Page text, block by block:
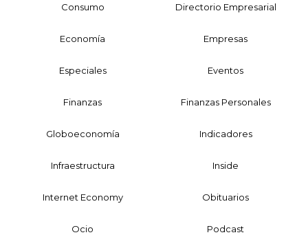
Consumo Directorio Empresarial
Economía Empresas
Especiales Eventos
Finanzas Finanzas Personales
Globoeconomía Indicadores
Infraestructura Inside
Internet Economy Obituarios
Ocio Podcast